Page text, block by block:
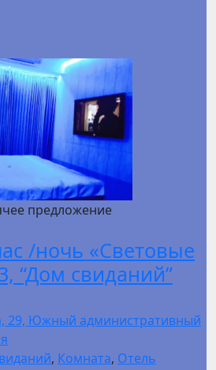
предложение
/ночь «Световые
“Дом свиданий”
29, Южный административный
, Комната, Отель